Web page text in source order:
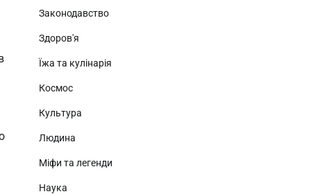
Законодавство
Здоров'я
Їжа та кулінарія
Космос
Культура
Людина
Міфи та легенди
Наука